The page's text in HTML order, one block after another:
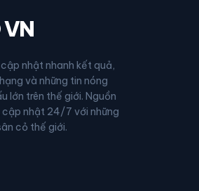
VN
nhật nhanh kết quả,
và những tin nóng
lớn trên thế giới. Nguồn
nhật 24/7 với những
cỏ thế giới.